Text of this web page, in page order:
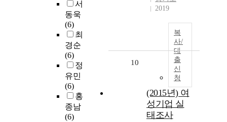
서
동욱
(6)
최
경순
(6)
정
유민
(6)
홍
종남
(6)
2019
복
사/
대
출
신
청
10
(2015년) 여
성기업 실
태조사